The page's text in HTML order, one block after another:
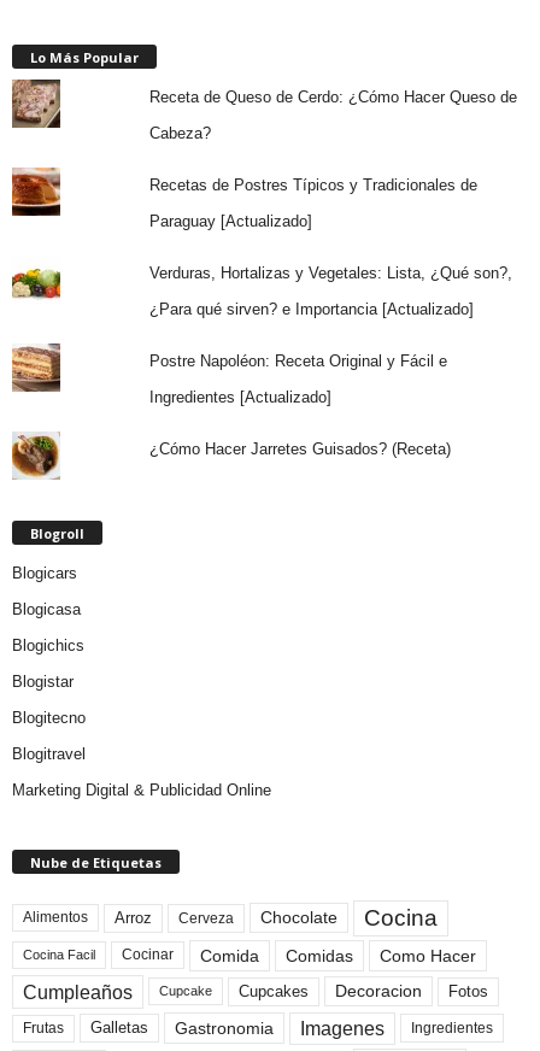
Lo Más Popular
Receta de Queso de Cerdo: ¿Cómo Hacer Queso de
Cabeza?
Recetas de Postres Típicos y Tradicionales de
Paraguay [Actualizado]
Verduras, Hortalizas y Vegetales: Lista, ¿Qué son?,
¿Para qué sirven? e Importancia [Actualizado]
Postre Napoléon: Receta Original y Fácil e
Ingredientes [Actualizado]
¿Cómo Hacer Jarretes Guisados? (Receta)
Blogroll
Blogicars
Blogicasa
Blogichics
Blogistar
Blogitecno
Blogitravel
Marketing Digital & Publicidad Online
Nube de Etiquetas
Alimentos Arroz Cerveza Chocolate Cocina
Cocina Facil Cocinar Comida Comidas Como Hacer
Cumpleaños Cupcake Cupcakes Decoracion Fotos
Frutas Galletas Gastronomia Imagenes Ingredientes